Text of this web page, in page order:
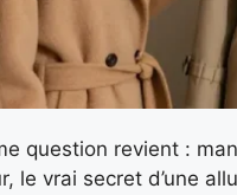
question revient :
le vrai secret d’une